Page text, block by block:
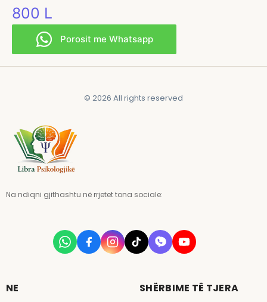
800 L
Porosit me Whatsapp
© 2026 All rights reserved
Na ndiqni gjithashtu në rrjetet tona sociale:
NE SHËRBIME TË TJERA